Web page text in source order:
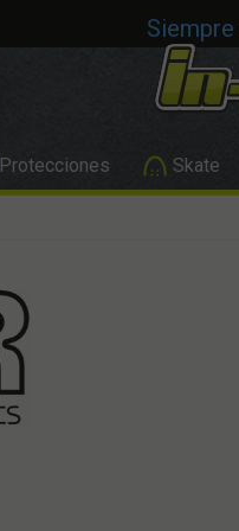
Siempre
Protecciones Skate